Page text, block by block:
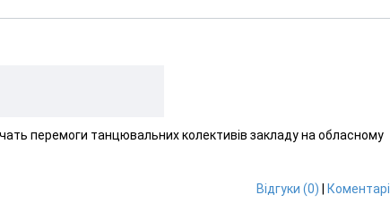
перемоги танцювальних колективів закладу на обласному
Відгуки (0) Коментарі